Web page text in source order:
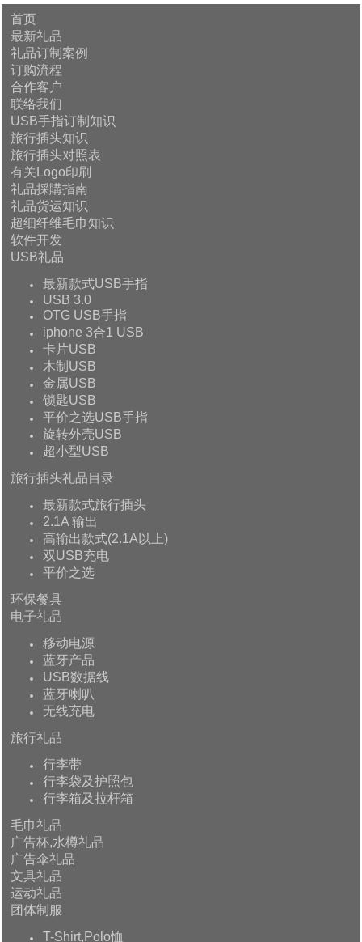
首页
最新礼品
礼品订制案例
订购流程
合作客户
联络我们
USB手指订制知识
旅行插头知识
旅行插头对照表
有关Logo印刷
礼品採購指南
礼品货运知识
超细纤维毛巾知识
软件开发
USB礼品
最新款式USB手指
USB 3.0
OTG USB手指
iphone 3合1 USB
卡片USB
木制USB
金属USB
锁匙USB
平价之选USB手指
旋转外壳USB
超小型USB
旅行插头礼品目录
最新款式旅行插头
2.1A 输出
高输出款式(2.1A以上)
双USB充电
平价之选
环保餐具
电子礼品
移动电源
蓝牙产品
USB数据线
蓝牙喇叭
无线充电
旅行礼品
行李带
行李袋及护照包
行李箱及拉杆箱
毛巾礼品
广告杯,水樽礼品
广告伞礼品
文具礼品
运动礼品
团体制服
T-Shirt,Polo恤